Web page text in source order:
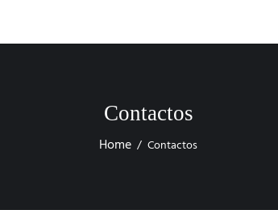
Contactos
Home Contactos